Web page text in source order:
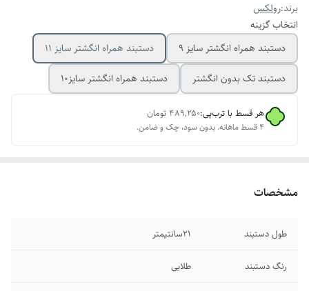
برند:رولکس
انتخاب گزینه
دستبند همراه انگشتر سایز ۹
دستبند همراه انگشتر سایز ۱۱
دستبند تک بدون انگشتر
دستبند همراه انگشتر سایز10
هر قسط با ترب‌پی:۴۸۹٬۲۵۰ تومان
۴ قسط ماهانه. بدون سود، چک و ضامن.
مشخصات
طول دستبند ۲1سانتیمتر
رنگ دستبند طلایی